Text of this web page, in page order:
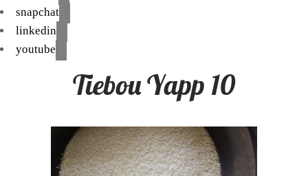
snapchat
linkedin
youtube
Tiebou Yapp 10